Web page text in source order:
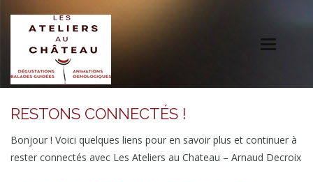
Toggle
RESTONS CONNECTÉS !
Bonjour ! Voici quelques liens pour en savoir plus et continuer à
rester connectés avec Les Ateliers au Chateau – Arnaud Decroix